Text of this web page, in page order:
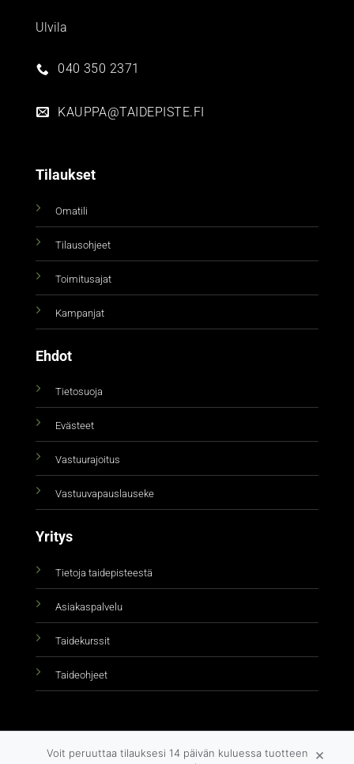
Ulvila
040 350 2371
KAUPPA@TAIDEPISTE.FI
Tilaukset
Omatili
Tilausohjeet
Toimitusajat
Kampanjat
Ehdot
Tietosuoja
Evästeet
Vastuurajoitus
Vastuuvapauslauseke
Yritys
Tietoja taidepisteestä
Asiakaspalvelu
Taidekurssit
Taideohjeet
Voit peruuttaa tilauksesi 14 päivän kuluessa tuotteen
×